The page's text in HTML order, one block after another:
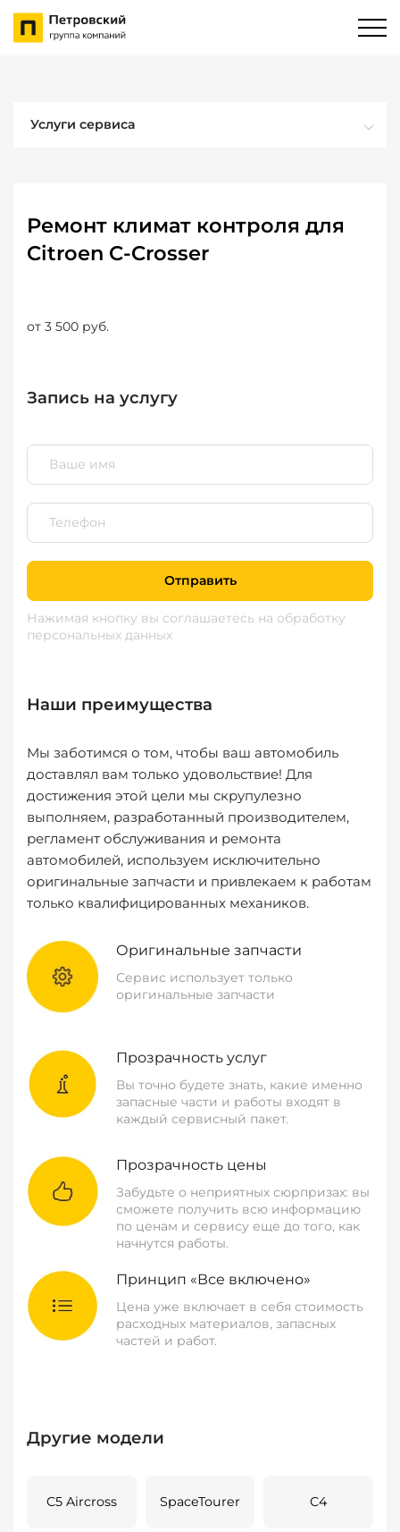
Услуги сервиса
Ремонт климат контроля для
Citroen C-Crosser
от 3 500 руб.
Запись на услугу
Отправить
Нажимая кнопку вы соглашаетесь на обработку
персональных данных
Наши преимущества
Мы заботимся о том, чтобы ваш автомобиль
доставлял вам только удовольствие! Для
достижения этой цели мы скрупулезно
выполняем, разработанный производителем,
регламент обслуживания и ремонта
автомобилей, используем исключительно
оригинальные запчасти и привлекаем к работам
только квалифицированных механиков.
Оригинальные запчасти
Сервис использует только
оригинальные запчасти
Прозрачность услуг
Вы точно будете знать, какие именно
запасные части и работы входят в
каждый сервисный пакет.
Прозрачность цены
Забудьте о неприятных сюрпризах: вы
сможете получить всю информацию
по ценам и сервису еще до того, как
начнутся работы.
Принцип «Все включено»
Цена уже включает в себя стоимость
расходных материалов, запасных
частей и работ.
Другие модели
C5 Aircross SpaceTourer C4